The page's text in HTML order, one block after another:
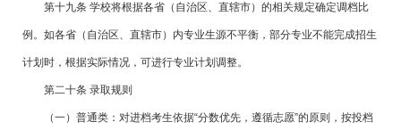
第十九条 学校将根据各省（自治区、直辖市）的相关规定确定调档比
例。如各省（自治区、直辖市）内专业生源不平衡，部分专业不能完成招生
计划时，根据实际情况，可进行专业计划调整。
第二十条 录取规则
（一）普通类：对进档考生依据“分数优先，遵循志愿”的原则，按投档